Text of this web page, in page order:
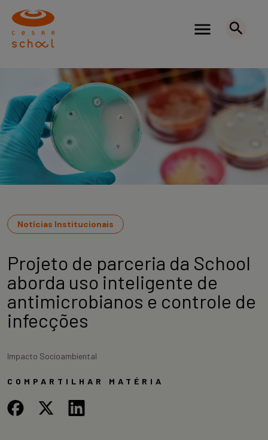
Notícias Institucionais
Projeto de parceria da School
aborda uso inteligente de
antimicrobianos e controle de
infecções
Impacto Socioambiental
COMPARTILHAR MATÉRIA